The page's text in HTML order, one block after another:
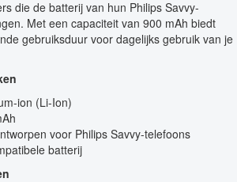
die de batterij van hun Philips Savvy-
Met een capaciteit van 900 mAh biedt
gebruiksduur voor dagelijks gebruik van je
ion (Li-Ion)
voor Philips Savvy-telefoons
batterij